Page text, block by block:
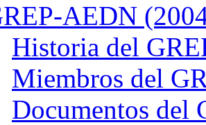
AEDN
Historia del
Miembros del
Documentos del